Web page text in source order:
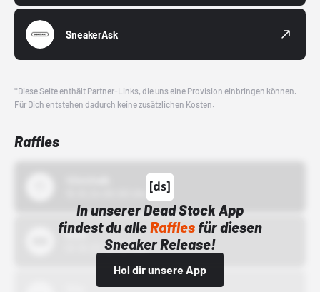
SneakerAsk
*Diese Seite enthält Partner-Links, die uns eine Provision einbringen können.
Für Dich entstehen dadurch keine zusätzlichen Kosten.
Raffles
In unserer Dead Stock App
findest du alleRafflesfür diesen
Sneaker Release!
Hol dir unsere App
Bstn
01.10.22 00:00 Uhr